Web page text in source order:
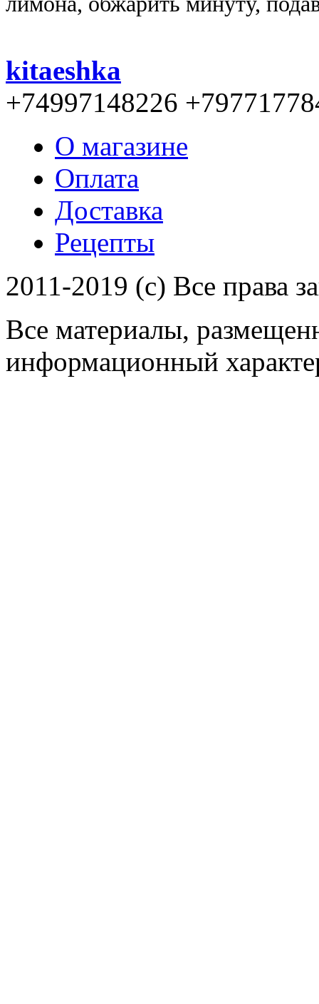
kitaeshka
+74997148226
О магазине
Оплата
Доставка
Рецепты
2011-2019 (c) Все права
Все материалы,
информационный